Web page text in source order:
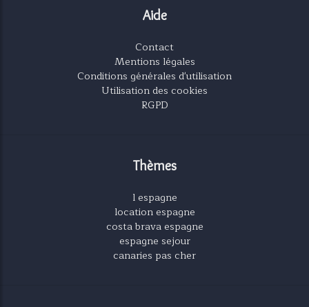
Aide
Contact
Mentions légales
Conditions générales d'utilisation
Utilisation des cookies
RGPD
Thèmes
l espagne
location espagne
costa brava espagne
espagne sejour
canaries pas cher